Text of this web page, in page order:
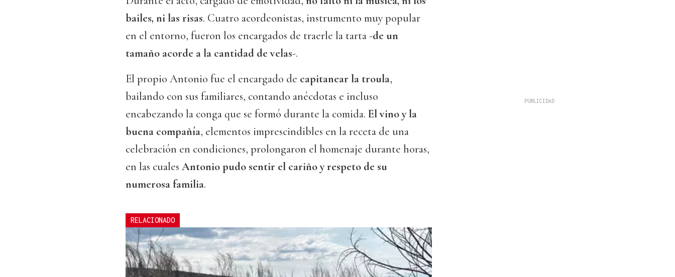
bailes, ni las risas. Cuatro acordeonistas, instrumento muy popular
en el entorno, fueron los encargados de traerle la tarta -de un
tamaño acorde a la cantidad de velas-.
El propio Antonio fue el encargado de capitanear la troula,
bailando con sus familiares, contando anécdotas e incluso
encabezando la conga que se formó durante la comida. El vino y la
buena compañía, elementos imprescindibles en la receta de una
celebración en condiciones, prolongaron el homenaje durante horas,
en las cuales Antonio pudo sentir el cariño y respeto de su
numerosa familia.
RELACIONADO